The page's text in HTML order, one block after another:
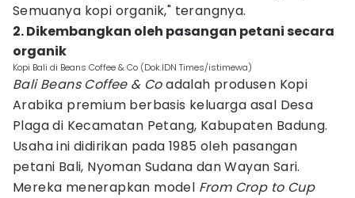
Semuanya kopi organik," terangnya.
2. Dikembangkan oleh pasangan petani secara
organik
Kopi Bali di Beans Coffee & Co (Dok.IDN Times/istimewa)
Bali Beans Coffee & Coadalah produsen Kopi
Arabika premium berbasis keluarga asal Desa
Plaga di Kecamatan Petang, Kabupaten Badung.
Usaha ini didirikan pada 1985 oleh pasangan
petani Bali, Nyoman Sudana dan Wayan Sari.
Mereka menerapkan model From Crop to Cup